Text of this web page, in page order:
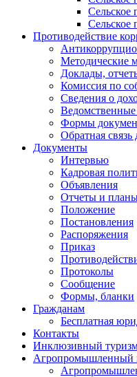
Сельское
Сельское
Противодействие
Методические
Доклады,
Комиссия по
Сведения о
Формы
Обратная
Документы
Интервью
Кадровая
Объявления
Отчеты и
Положение
Постановления
Распоряжения
Приказ
Протоколы
Сообщение
Формы, бланки
Гражданам
Бесплатная
Контакты
Инклюзивный
Агропромышленный